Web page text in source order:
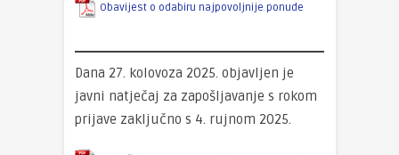
Obavijest o odabiru najpovoljnije ponude
Dana 27. kolovoza 2025. objavljen je
javni natječaj za zapošljavanje s rokom
prijave zaključno s 4. rujnom 2025.